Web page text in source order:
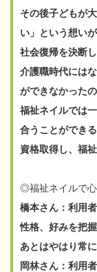
その後子どもが
い」という想い
社会復帰を決断し
介護職時代には
ができなかった
福祉ネイルでは
合うことができ
資格取得し、福
◎福祉ネイルで
橋本さん：利用
性格、好みを把
あとはやはり常
岡林さん：利用